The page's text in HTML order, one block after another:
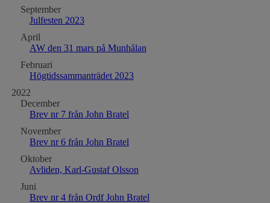
September
Julfesten 2023
April
AW den 31 mars på Munhålan
Februari
Högtidssammanträdet 2023
2022
December
Brev nr 7 från John Bratel
November
Brev nr 6 från John Bratel
Oktober
Avliden, Karl-Gustaf Olsson
Juni
Brev nr 4 från Ordf John Bratel